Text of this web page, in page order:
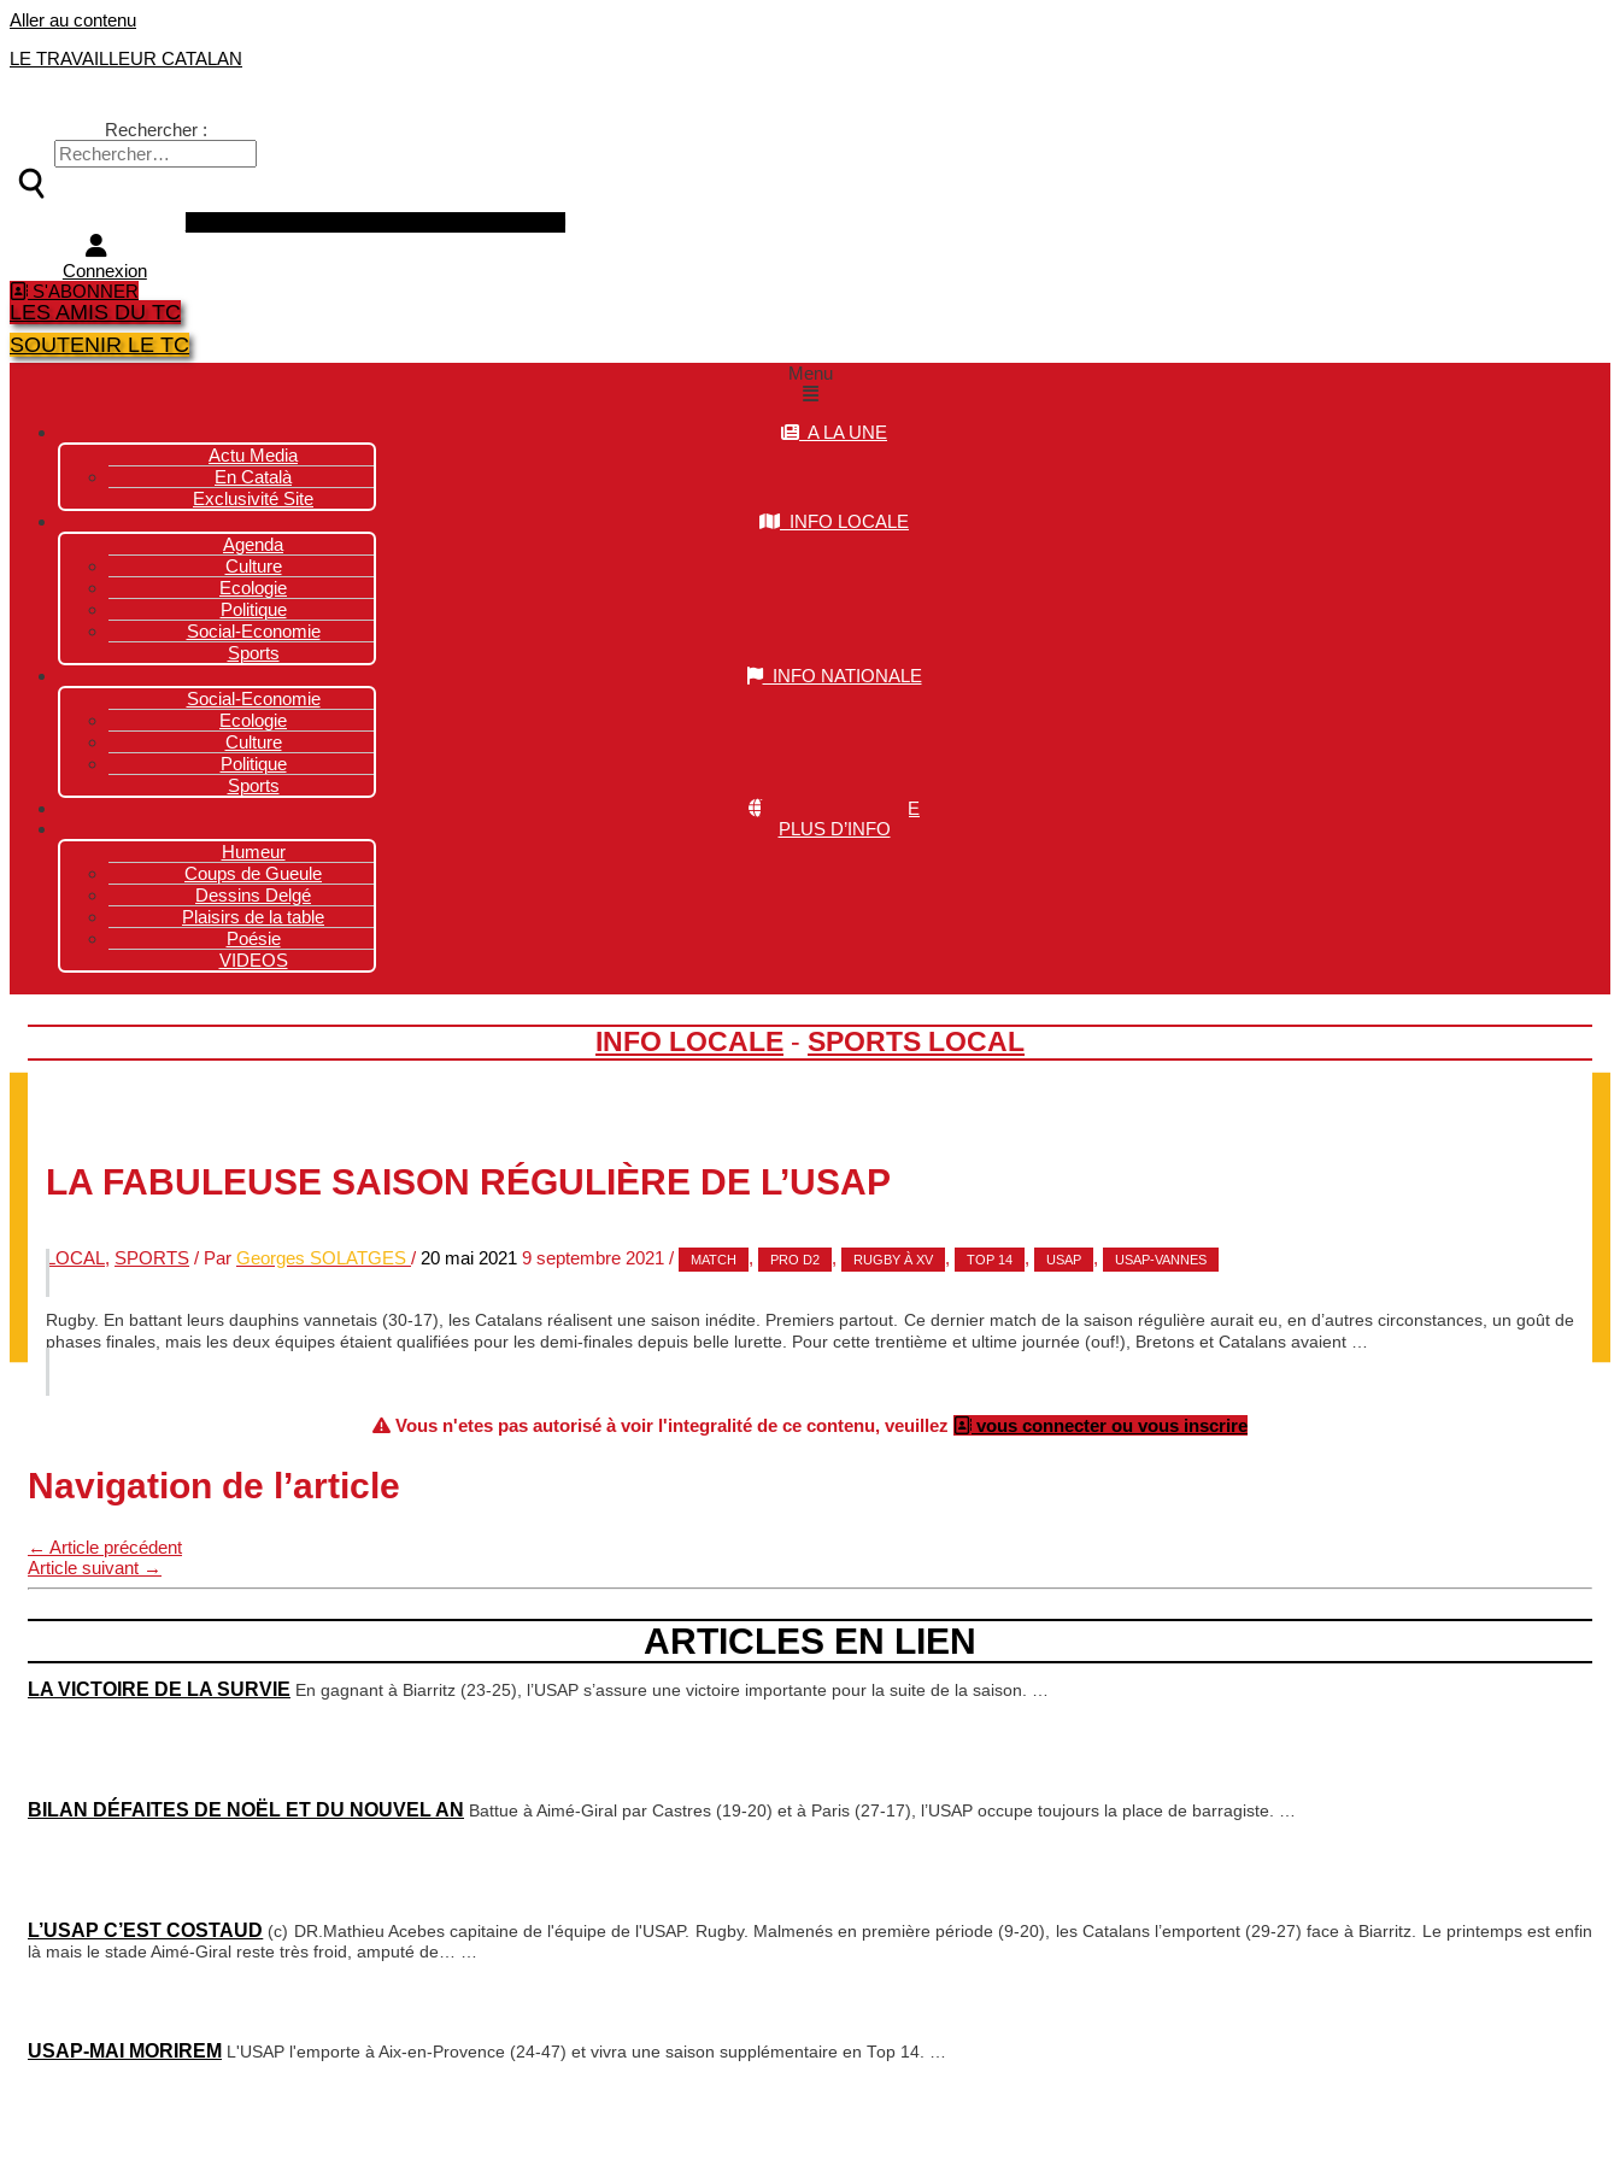
Aller au contenu
LE TRAVAILLEUR CATALAN
Rechercher :
Connexion
S'ABONNER
LES AMIS DU TC
SOUTENIR LE TC
Menu
A LA UNE
Actu Media
En Català
Exclusivité Site
INFO LOCALE
Agenda
Culture
Ecologie
Politique
Social-Economie
Sports
INFO NATIONALE
Social-Economie
Ecologie
Culture
Politique
Sports
INFO MONDIALE
PLUS D’INFO
Humeur
Coups de Gueule
Dessins Delgé
Plaisirs de la table
Poésie
VIDEOS
INFO LOCALE - SPORTS LOCAL
LA FABULEUSE SAISON RÉGULIÈRE DE L’USAP
LOCAL, SPORTS / Par Georges SOLATGES / 20 mai 2021 9 septembre 2021 / MATCH , PRO D2 , RUGBY À XV , TOP 14 , USAP , USAP-VANNES
Rugby. En battant leurs dauphins vannetais (30-17), les Catalans réalisent une saison inédite. Premiers partout. Ce dernier match de la saison régulière aurait eu, en d’autres circonstances, un goût de
phases finales, mais les deux équipes étaient qualifiées pour les demi-finales depuis belle lurette. Pour cette trentième et ultime journée (ouf!), Bretons et Catalans avaient …
Vous n'etes pas autorisé à voir l'integralité de ce contenu, veuillez vous connecter ou vous inscrire
Navigation de l’article
← Article précédent
Article suivant →
ARTICLES EN LIEN
LA VICTOIRE DE LA SURVIE En gagnant à Biarritz (23-25), l’USAP s’assure une victoire importante pour la suite de la saison. …
BILAN DÉFAITES DE NOËL ET DU NOUVEL AN Battue à Aimé-Giral par Castres (19-20) et à Paris (27-17), l’USAP occupe toujours la place de barragiste. …
L’USAP C’EST COSTAUD (c) DR.Mathieu Acebes capitaine de l'équipe de l'USAP. Rugby. Malmenés en première période (9-20), les Catalans l’emportent (29-27) face à Biarritz. Le printemps est enfin
là mais le stade Aimé-Giral reste très froid, amputé de… …
USAP-MAI MORIREM L'USAP l'emporte à Aix-en-Provence (24-47) et vivra une saison supplémentaire en Top 14. …